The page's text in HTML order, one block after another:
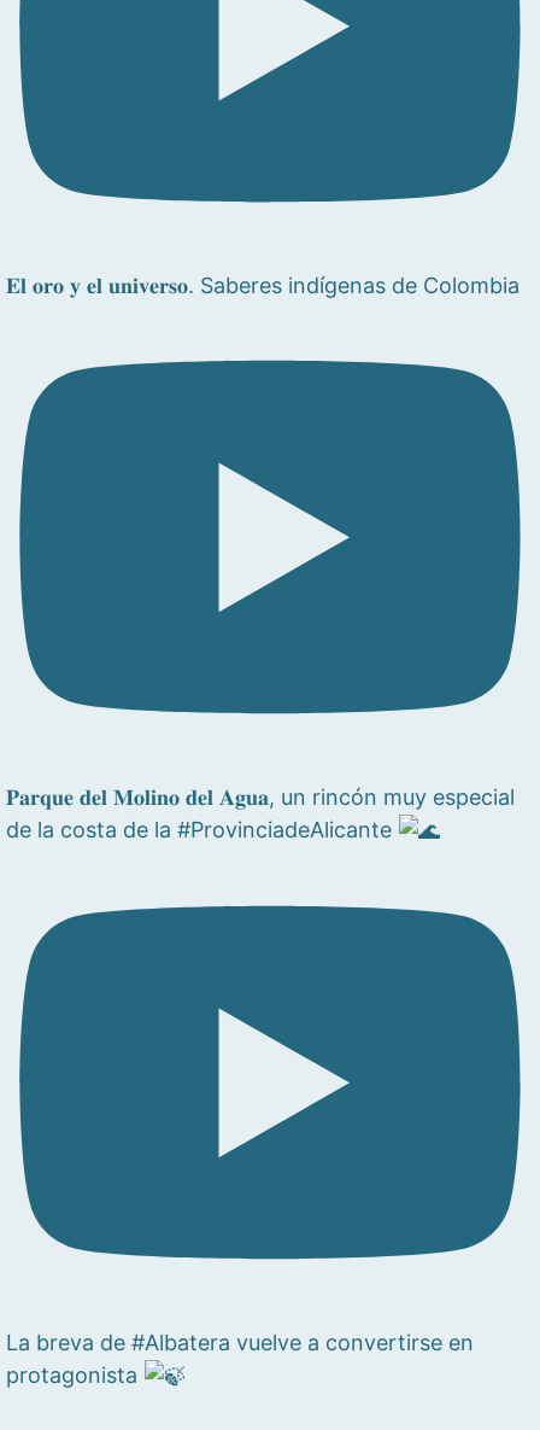
𝐄𝐥 𝐨𝐫𝐨 𝐲 𝐞𝐥 𝐮𝐧𝐢𝐯𝐞𝐫𝐬𝐨. Saberes indígenas de Colombia
𝐏𝐚𝐫𝐪𝐮𝐞 𝐝𝐞𝐥 𝐌𝐨𝐥𝐢𝐧𝐨 𝐝𝐞𝐥 𝐀𝐠𝐮𝐚, un rincón muy especial
de la costa de la #ProvinciadeAlicante
La breva de #Albatera vuelve a convertirse en
protagonista